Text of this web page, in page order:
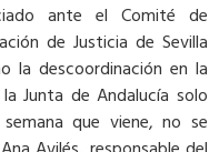
ante el Comité de
de Justicia de Sevilla
la descoordinación en la
Junta de Andalucía solo
que viene, no se